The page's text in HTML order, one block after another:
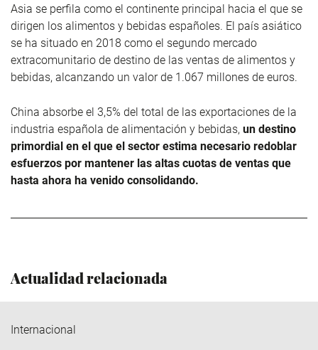
Asia se perfila como el continente principal hacia el que se
dirigen los alimentos y bebidas españoles. El país asiático
se ha situado en 2018 como el segundo mercado
extracomunitario de destino de las ventas de alimentos y
bebidas, alcanzando un valor de 1.067 millones de euros.
China absorbe el 3,5% del total de las exportaciones de la
industria española de alimentación y bebidas, un destino
primordial en el que el sector estima necesario redoblar
esfuerzos por mantener las altas cuotas de ventas que
hasta ahora ha venido consolidando.
Actualidad relacionada
Internacional